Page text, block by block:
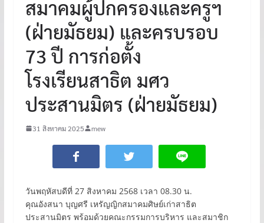
สมาคมผู้ปกครองและครูฯ
(ฝ่ายมัธยม) และครบรอบ
73 ปี การก่อตั้ง
โรงเรียนสาธิต มศว
ประสานมิตร (ฝ่ายมัธยม)
31 สิงหาคม 2025 mew
วันพฤหัสบดีที่ 27 สิงหาคม 2568 เวลา 08.30 น.
คุณอังสนา บุญศรี เหรัญญิกสมาคมศิษย์เก่าสาธิต
ประสานมิตร พร้อมด้วยคณะกรรมการบริหาร และสมาชิก